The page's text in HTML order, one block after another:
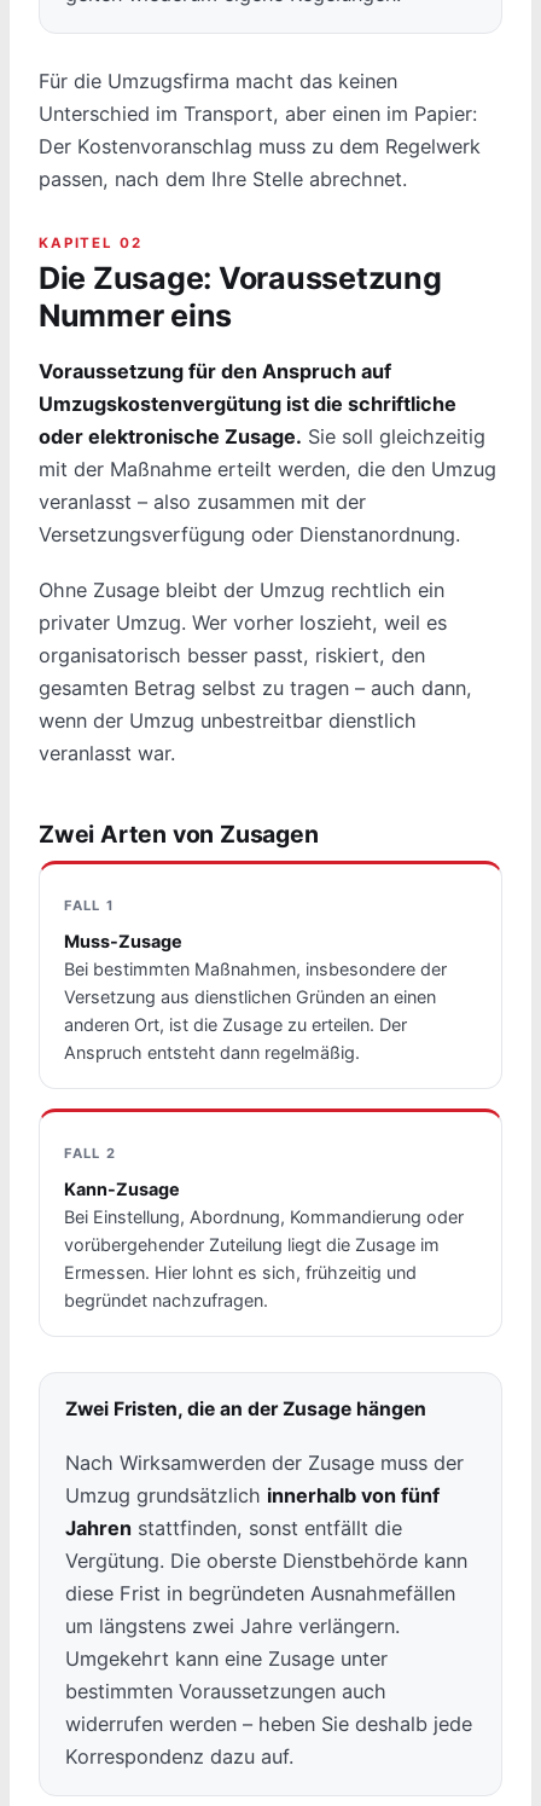
Für die Umzugsfirma macht das keinen
Unterschied im Transport, aber einen im Papier:
Der Kostenvoranschlag muss zu dem Regelwerk
passen, nach dem Ihre Stelle abrechnet.
KAPITEL 02
Die Zusage: Voraussetzung
Nummer eins
Voraussetzung für den Anspruch auf
Umzugskostenvergütung ist die schriftliche
oder elektronische Zusage. Sie soll gleichzeitig
mit der Maßnahme erteilt werden, die den Umzug
veranlasst – also zusammen mit der
Versetzungsverfügung oder Dienstanordnung.
Ohne Zusage bleibt der Umzug rechtlich ein
privater Umzug. Wer vorher loszieht, weil es
organisatorisch besser passt, riskiert, den
gesamten Betrag selbst zu tragen – auch dann,
wenn der Umzug unbestreitbar dienstlich
veranlasst war.
Zwei Arten von Zusagen
FALL 1
Muss-Zusage
Bei bestimmten Maßnahmen, insbesondere der
Versetzung aus dienstlichen Gründen an einen
anderen Ort, ist die Zusage zu erteilen. Der
Anspruch entsteht dann regelmäßig.
FALL 2
Kann-Zusage
Bei Einstellung, Abordnung, Kommandierung oder
vorübergehender Zuteilung liegt die Zusage im
Ermessen. Hier lohnt es sich, frühzeitig und
begründet nachzufragen.
Zwei Fristen, die an der Zusage hängen
Nach Wirksamwerden der Zusage muss der
Umzug grundsätzlich innerhalb von fünf
Jahrenstattfinden, sonst entfällt die
Vergütung. Die oberste Dienstbehörde kann
diese Frist in begründeten Ausnahmefällen
um längstens zwei Jahre verlängern.
Umgekehrt kann eine Zusage unter
bestimmten Voraussetzungen auch
widerrufen werden – heben Sie deshalb jede
Korrespondenz dazu auf.